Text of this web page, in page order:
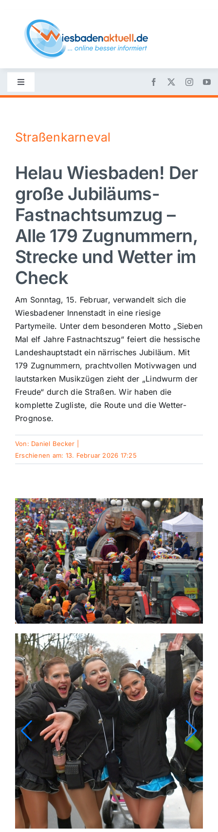
content
Toggle
Navigation
Nachrichten
Politik
Wirtschaft
Sport
Panorama
Mein Stadtteil
Galerie
Verkehrsmeldungen
Themen und Termine
Straßenkarneval
Helau Wiesbaden! Der
große Jubiläums-
Fastnachtsumzug –
Alle 179 Zugnummern,
Strecke und Wetter im
Check
Am Sonntag, 15. Februar, verwandelt sich die
Wiesbadener Innenstadt in eine riesige
Partymeile. Unter dem besonderen Motto „Sieben
Mal elf Jahre Fastnachtszug“ feiert die hessische
Landeshauptstadt ein närrisches Jubiläum. Mit
179 Zugnummern, prachtvollen Motivwagen und
lautstarken Musikzügen zieht der „Lindwurm der
Freude“ durch die Straßen. Wir haben die
komplette Zugliste, die Route und die Wetter-
Prognose.
Von: Daniel Becker
Erschienen am: 13. Februar 2026 17:25